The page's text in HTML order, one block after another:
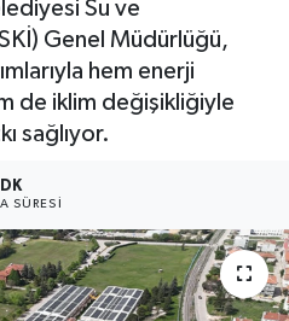
Su ve
Genel Müdürlüğü,
hem enerji
de iklim değişikliğiyle
sağlıyor.
SÜRESI